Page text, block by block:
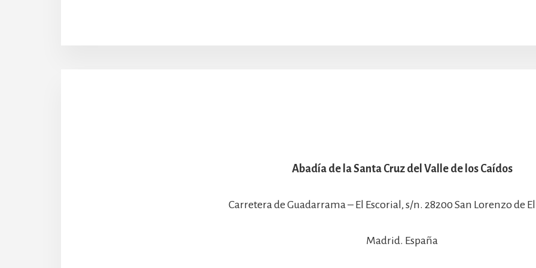
Abadía de la Santa Cruz del Valle de los Caídos
Carretera de Guadarrama – El Escorial, s/n. 28200 San Lorenzo de
Madrid. España